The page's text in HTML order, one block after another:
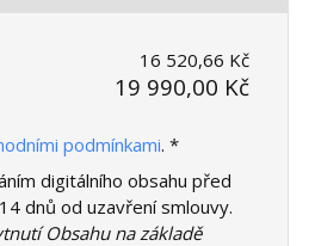
16 520,66 Kč
19 990,00 Kč
podmínkami. *
digitálního obsahu před
dnů od uzavření smlouvy.
Obsahu na základě